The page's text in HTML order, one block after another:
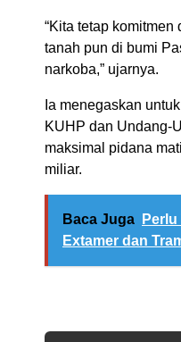
“Kita tetap komitmen
tanah pun di bumi
narkoba,” ujarnya.
Ia menegaskan
KUHP dan Undang-
maksimal pidana
miliar.
Baca Juga
Extamer dan